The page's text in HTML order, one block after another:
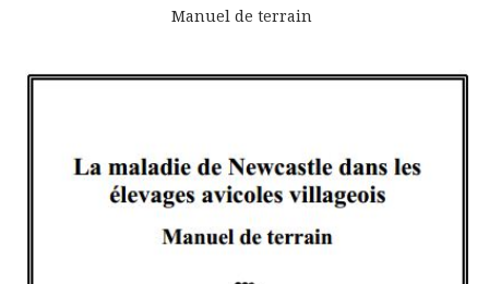
Manuel de terrain